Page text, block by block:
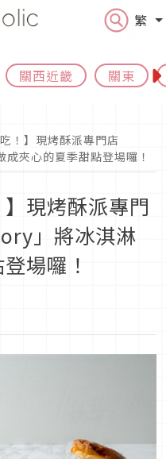
繁
關西近畿 關東
！】現烤酥派專門店
夾心的夏季甜點登場囉！
】現烤酥派專門
」將冰淇淋
場囉！